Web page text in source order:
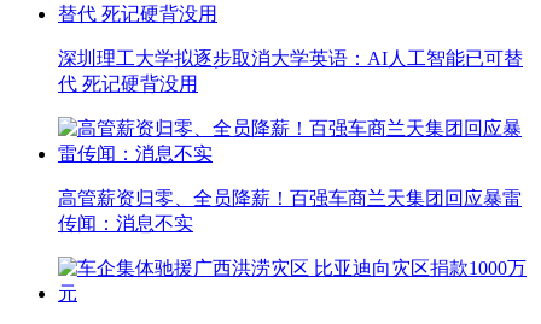
深圳理工大学拟逐步取消大学英语：AI人工智能已可替
代 死记硬背没用
高管薪资归零、全员降薪！百强车商兰天集团回应暴雷
传闻：消息不实